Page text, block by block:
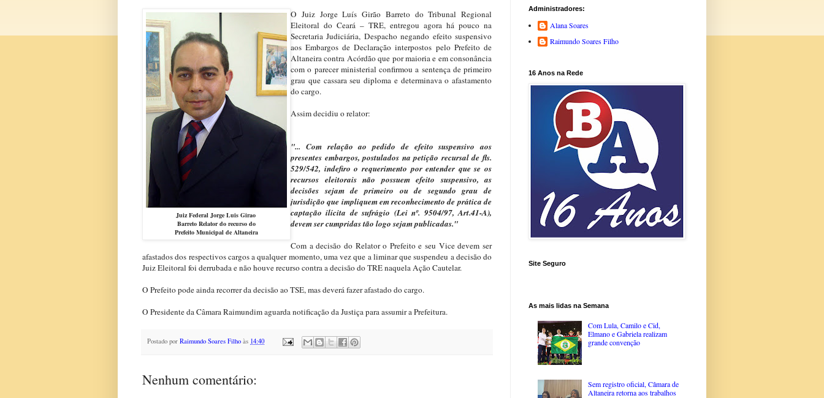
Juiz Federal Jorge Luis Girao
Barreto Relator do recurso do
Prefeito Municipal de Altaneira
O Juiz Jorge Luís Girão Barreto do Tribunal Regional
Eleitoral do Ceará – TRE, entregou agora há pouco na
Secretaria Judiciária, Despacho negando efeito suspensivo
aos Embargos de Declaração interpostos pelo Prefeito de
Altaneiracontra Acórdão que por maioria e em consonância
com o parecer ministerial confirmou a sentença de primeiro
grau que cassara seu diploma e determinava o afastamento
do cargo.
Assim decidiu o relator:
"... Com relação ao pedido de efeito suspensivo aos
presentes embargos, postulados na petição recursal de fls.
529/542, indefiro o requerimento por entender que se os
recursos eleitorais não possuem efeito suspensivo, as
decisões sejam de primeiro ou de segundo grau de
jurisdição que impliquem em reconhecimento de prática de
captação ilícita de sufrágio (Lei nº. 9504/97, Art.41-A),
devem ser cumpridas tão logo sejam publicadas."
Com a decisão do Relator o Prefeito e seu Vice devem ser
afastados dos respectivos cargos a qualquer momento, uma vez que a liminar que suspendeu a decisão do
Juiz Eleitoral foi derrubada e não houve recurso contra a decisão do TRE naquela Ação Cautelar.
O Prefeito pode ainda recorrer da decisão ao TSE, mas deverá fazer afastado do cargo.
O Presidente da Câmara Raimundim aguarda notificação da Justiça para assumir a Prefeitura.
Postado por Raimundo Soares Filho às 14:40
Nenhum comentário:
Administradores:
Alana Soares
Raimundo Soares Filho
16 Anos na Rede
Site Seguro
As mais lidas na Semana
Com Lula, Camilo e Cid,
Elmano e Gabriela realizam
grande convenção
Sem registro oficial, Câmara de
Altaneira retorna aos trabalhos